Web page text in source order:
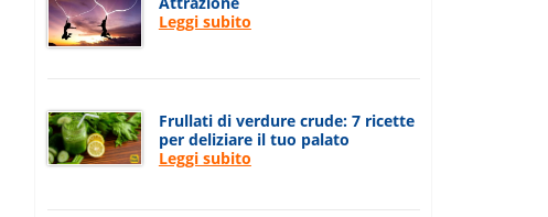
Leggi subito
Frullati di verdure crude: 7 ricette
per deliziare il tuo palato
Leggi subito